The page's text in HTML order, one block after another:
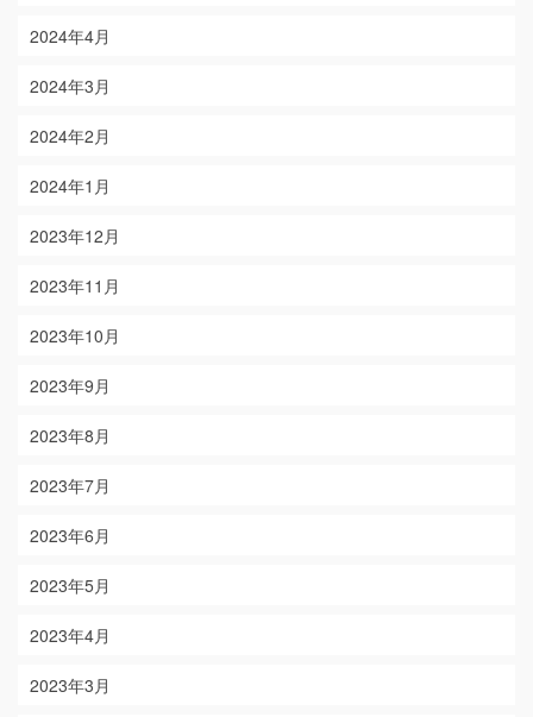
2024年4月
2024年3月
2024年2月
2024年1月
2023年12月
2023年11月
2023年10月
2023年9月
2023年8月
2023年7月
2023年6月
2023年5月
2023年4月
2023年3月